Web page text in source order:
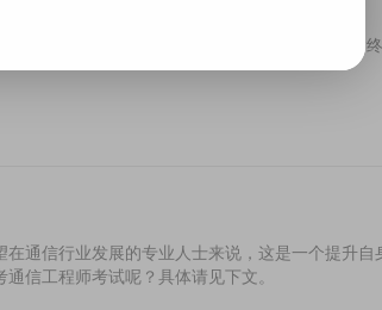
与环境”5个专业类别中，难度相对较小的专业是“
通信行业发展的专业人士来说，这是一个提升自
信工程师考试呢？具体请见下文。